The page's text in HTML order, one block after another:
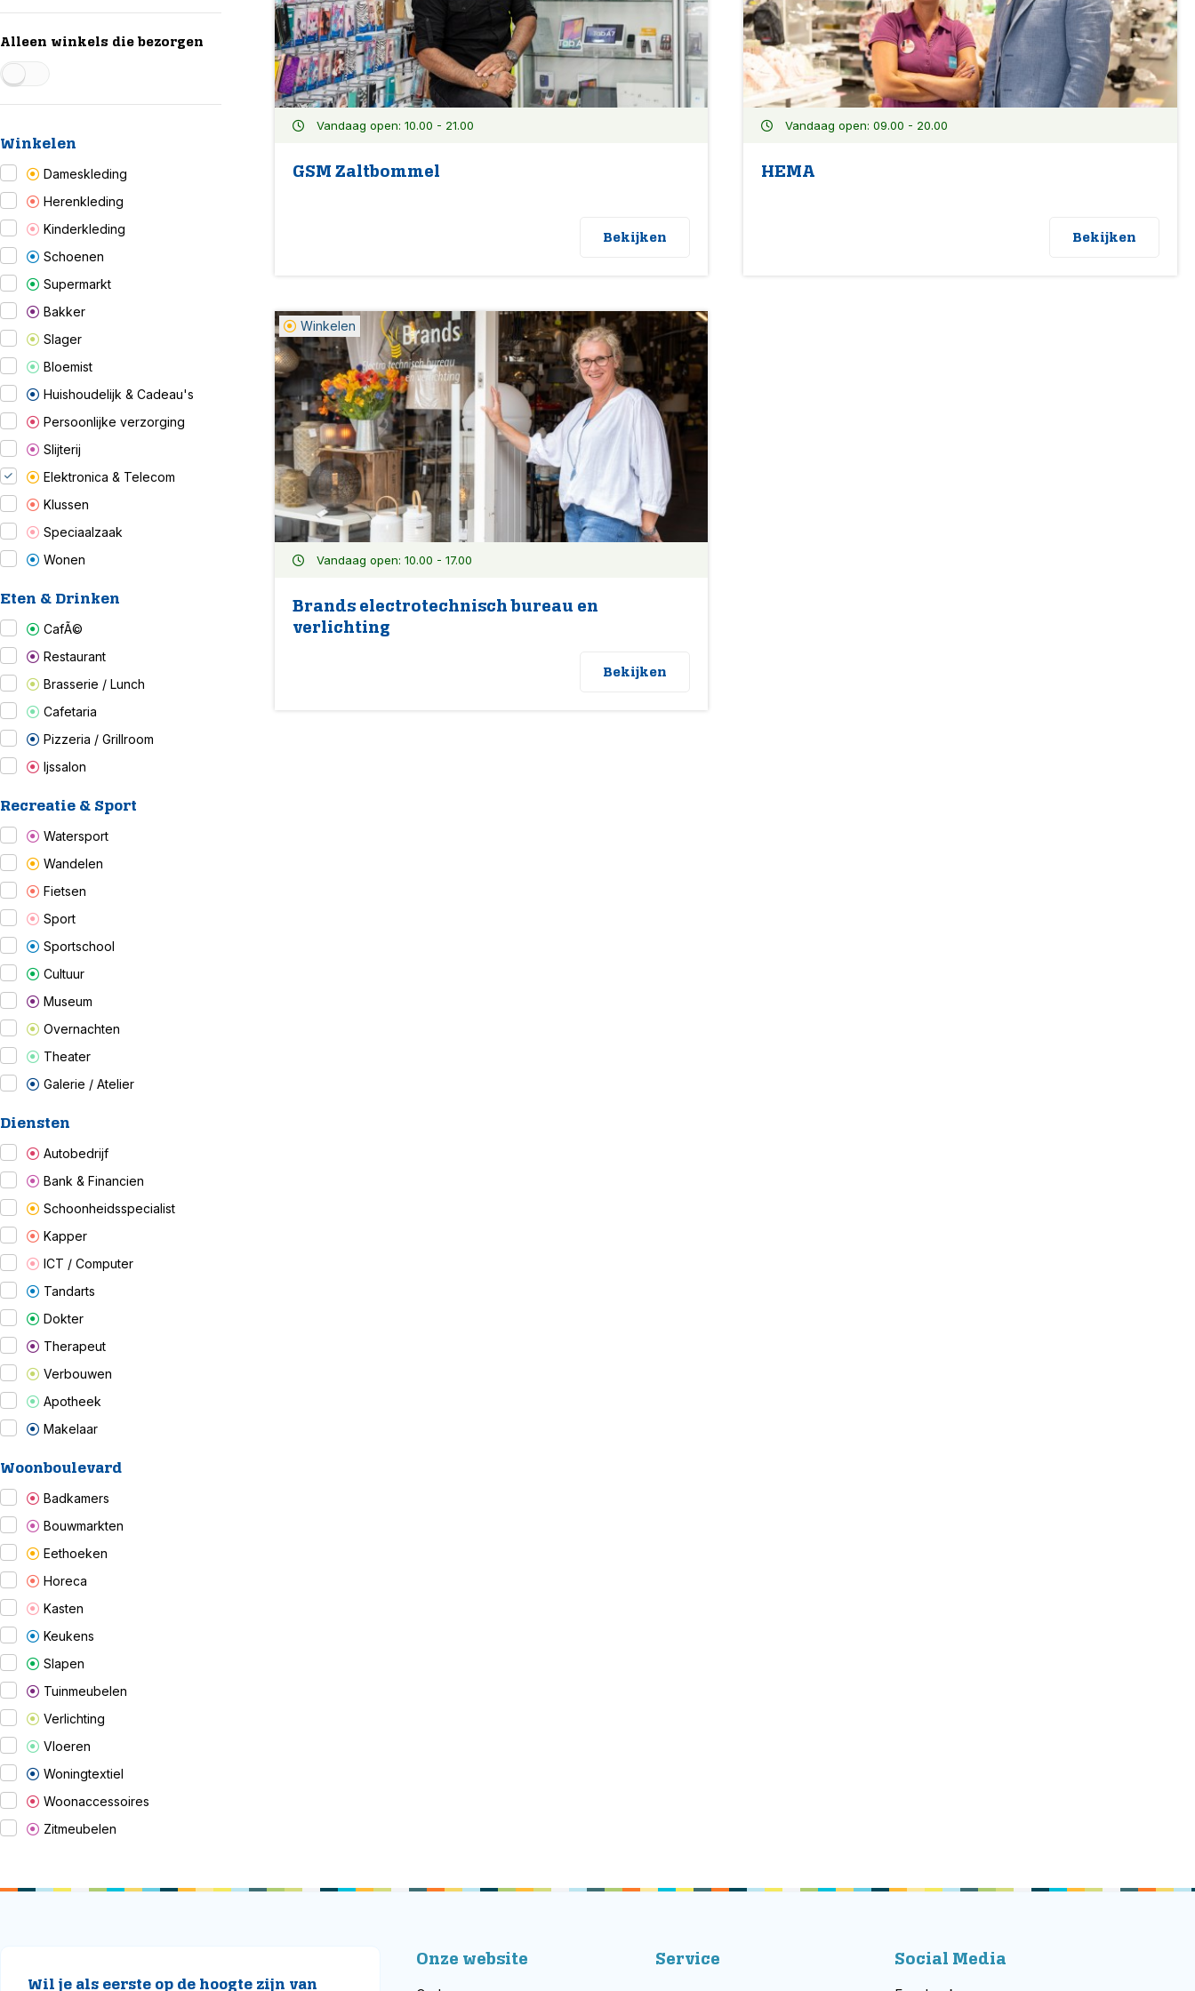
Alleen winkels die bezorgen
Winkelen
Dameskleding
Herenkleding
Kinderkleding
Schoenen
Supermarkt
Bakker
Slager
Bloemist
Huishoudelijk & Cadeau's
Persoonlijke verzorging
Slijterij
Elektronica & Telecom
Klussen
Speciaalzaak
Wonen
Eten & Drinken
CafÃ©
Restaurant
Brasserie / Lunch
Cafetaria
Pizzeria / Grillroom
Ijssalon
Recreatie & Sport
Watersport
Wandelen
Fietsen
Sport
Sportschool
Cultuur
Museum
Overnachten
Theater
Galerie / Atelier
Diensten
Autobedrijf
Bank & Financien
Schoonheidsspecialist
Kapper
ICT / Computer
Tandarts
Dokter
Therapeut
Verbouwen
Apotheek
Makelaar
Woonboulevard
Badkamers
Bouwmarkten
Eethoeken
Horeca
Kasten
Keukens
Slapen
Tuinmeubelen
Verlichting
Vloeren
Woningtextiel
Woonaccessoires
Zitmeubelen
Vandaag open: 10.00 - 21.00
GSM Zaltbommel
Bekijken
Vandaag open: 09.00 - 20.00
HEMA
Bekijken
Winkelen
Vandaag open: 10.00 - 17.00
Brands electrotechnisch bureau en
verlichting
Bekijken
Wil je als eerste op de hoogte zijn van
Onze website Service Social Media